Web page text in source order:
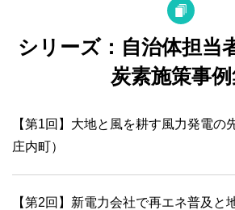
シリーズ：自治体担当
炭素施策事
【第1回】大地と風を耕す風力発電の
庄内町）
【第2回】新電力会社で再エネ普及と